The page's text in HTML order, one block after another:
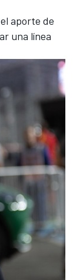
aporte de
una línea